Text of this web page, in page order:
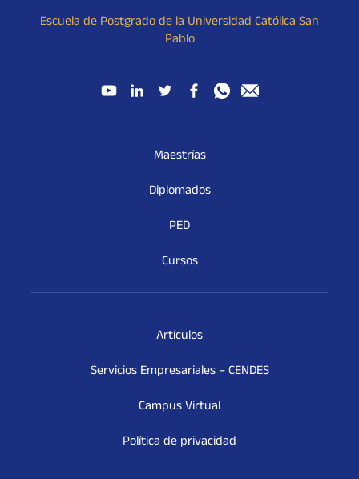
Escuela de Postgrado de la Universidad Católica San
Pablo
Maestrías
Diplomados
PED
Cursos
Artículos
Servicios Empresariales – CENDES
Campus Virtual
Política de privacidad